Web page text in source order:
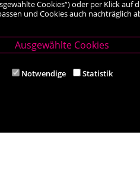
Filiale Ternitz
Theodor-Körner-
Cookies“) oder per Klick auf
und Cookies auch
Ausgewählte Cookies
Notwendige Statistik